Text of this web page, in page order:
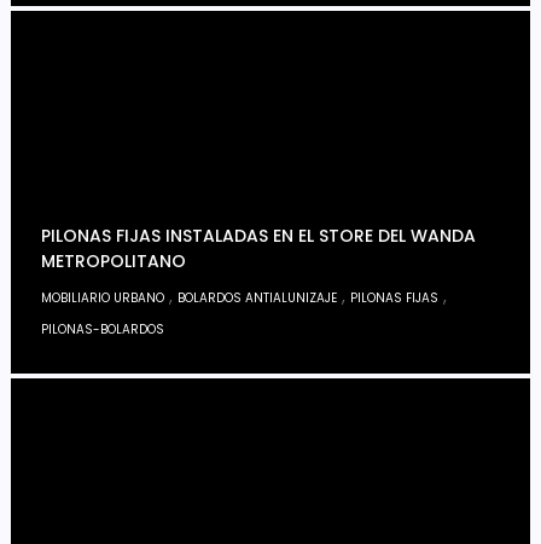
PILONAS FIJAS INSTALADAS EN EL STORE DEL WANDA
METROPOLITANO
MOBILIARIO URBANO , BOLARDOS ANTIALUNIZAJE , PILONAS FIJAS ,
PILONAS-BOLARDOS